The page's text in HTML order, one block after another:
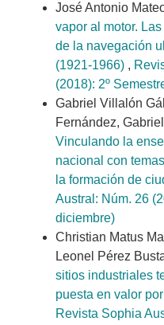
José Antonio
vapor al motor.
de la navegación
(1921-1966) ,
(2018): 2º
Gabriel Villalón
Fernández,
Vinculando la
nacional con
la formación de
Austral: Núm. 26
diciembre)
Christian Matus
Leonel Pérez
sitios industriales
puesta en valor
Revista Sophia